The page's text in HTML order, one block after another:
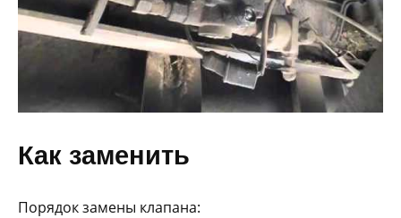
Как заменить
Порядок замены клапана: